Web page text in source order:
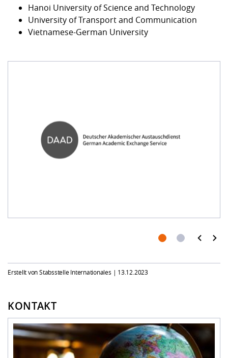
Hanoi University of Science and Technology
University of Transport and Communication
Vietnamese-German University
Erstellt von Stabsstelle Internationales | 13.12.2023
KONTAKT